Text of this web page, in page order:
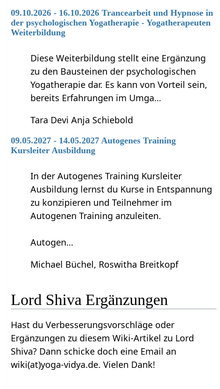
09.10.2026 - 16.10.2026 Trancearbeit und Hypnose in
der psychologischen Yogatherapie - Yogatherapeuten
Weiterbildung
Diese Weiterbildung stellt eine Ergänzung
zu den Bausteinen der psychologischen
Yogatherapie dar. Es kann von Vorteil sein,
bereits Erfahrungen im Umga…
Tara Devi Anja Schiebold
09.05.2027 - 14.05.2027 Autogenes Training
Kursleiter Ausbildung
In der Autogenes Training Kursleiter
Ausbildung lernst du Kurse in Entspannung
zu konzipieren und Teilnehmer im
Autogenen Training anzuleiten.
Autogen…
Michael Büchel, Roswitha Breitkopf
Lord Shiva‏‎ Ergänzungen
Hast du Verbesserungsvorschläge oder
Ergänzungen zu diesem Wiki-Artikel zu Lord
Shiva‏‎? Dann schicke doch eine Email an
wiki(at)yoga-vidya.de. Vielen Dank!